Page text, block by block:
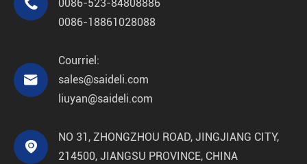

0086-523-84808886
0086-18861028088

Courriel:
sales@saideli.com
liuyan@saideli.com

NO 31, ZHONGZHOU ROAD, JINGJIANG CITY,
214500, JIANGSU PROVINCE, CHINA